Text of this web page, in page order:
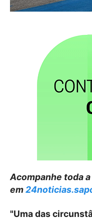
Acompanhe toda
em
"Uma das